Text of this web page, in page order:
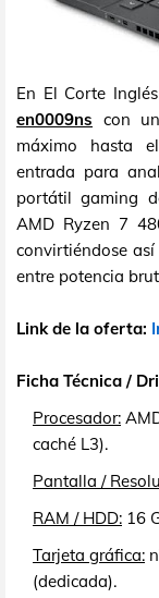
En El Corte
en0009ns con
máximo hasta
entrada para
portátil gaming
AMD Ryzen 7
convirtiéndose
entre potencia
Link de la oferta:
Ficha Técnica /
Procesador:
caché L3).
Pantalla /
RAM / HDD: 16
Tarjeta gráfica:
(dedicada).